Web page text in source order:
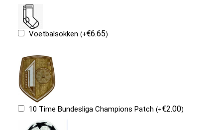
Voetbalsokken(+€6.65)
10 Time Bundesliga Champions Patch(+€2.00)